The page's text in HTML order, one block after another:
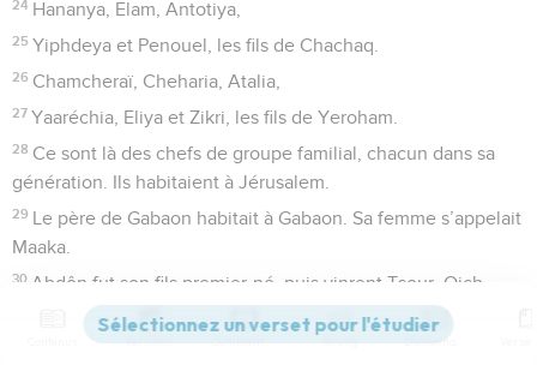
24 Hananya, Elam, Antotiya,
25 Yiphdeya et Penouel, les fils de Chachaq.
26 Chamcheraï, Cheharia, Atalia,
27 Yaaréchia, Eliya et Zikri, les fils de Yeroham.
28 Ce sont là des chefs de groupe familial, chacun dans sa
génération. Ils habitaient à Jérusalem.
29 Le père de Gabaon habitait à Gabaon. Sa femme s’appelait
Maaka.
30 Abdôn fut son fils premier-né, puis vinrent Tsour, Qich,
Baal, Nadab,
Guedor, Ahyo et Zéker.
Versions Commentaires Strong